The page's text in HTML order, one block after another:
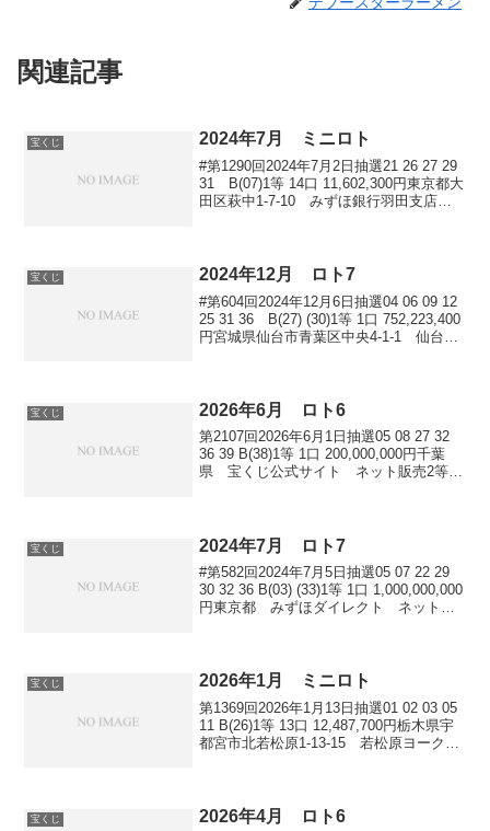
関連記事
宝くじ 2024年7月 ミニロト
#第1290回2024年7月2日抽選21 26 27 29
31 B(07)1等 14口 11,602,300円東京都大
田区萩中1-7-10 みずほ銀行羽田支店ボ
宝くじ 2024年12月 ロト7
#第604回2024年12月6日抽選04 06 09 12
25 31 36 B(27) (30)1等 1口 752,223,400
円宮城県仙台市青葉区中央4-1-1 仙台駅
宝くじ 2026年6月 ロト6
第2107回2026年6月1日抽選05 08 27 32
36 39 B(38)1等 1口 200,000,000円千葉
県 宝くじ公式サイト ネット販売2等 6
宝くじ 2024年7月 ロト7
#第582回2024年7月5日抽選05 07 22 29
30 32 36 B(03) (33)1等 1口 1,000,000,000
円東京都 みずほダイレクト ネット販
宝くじ 2026年1月 ミニロト
第1369回2026年1月13日抽選01 02 03 05
11 B(26)1等 13口 12,487,700円栃木県宇
都宮市北若松原1-13-15 若松原ヨークベ
宝くじ 2026年4月 ロト6